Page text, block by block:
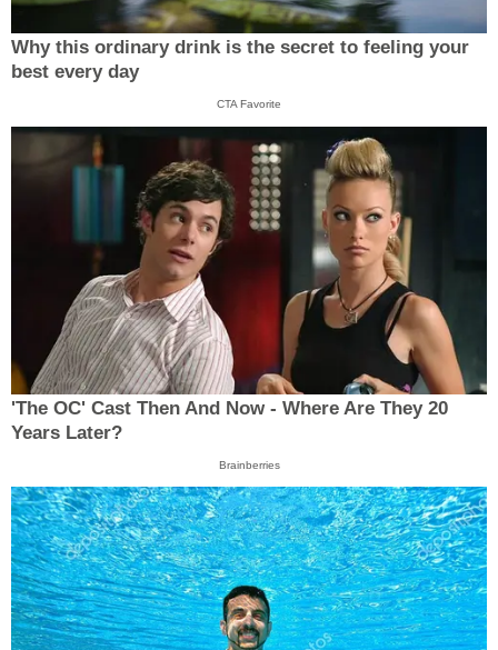
Why this ordinary drink is the secret to feeling your
best every day
CTA Favorite
'The OC' Cast Then And Now - Where Are They 20
Years Later?
Brainberries